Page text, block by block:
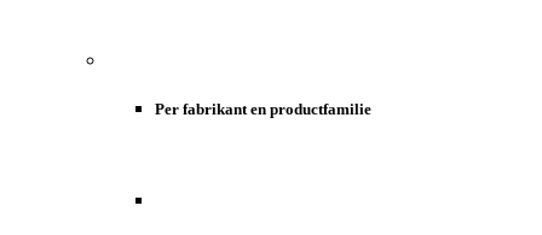
Per fabrikant en productfamilie